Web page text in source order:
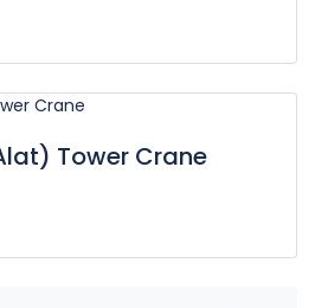
Tower Crane